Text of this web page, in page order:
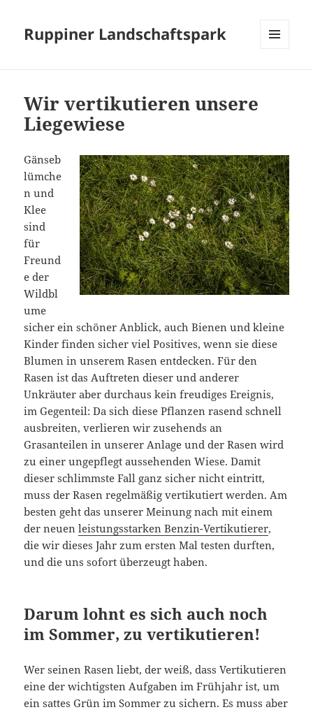
Ruppiner Landschaftspark
Wir vertikutieren unsere
Liegewiese
Gänseb
lümche
n und
Klee
sind
für
Freund
e der
Wildbl
ume
sicher ein schöner Anblick, auch Bienen und kleine
Kinder finden sicher viel Positives, wenn sie diese
Blumen in unserem Rasen entdecken. Für den
Rasen ist das Auftreten dieser und anderer
Unkräuter aber durchaus kein freudiges Ereignis,
im Gegenteil: Da sich diese Pflanzen rasend schnell
ausbreiten, verlieren wir zusehends an
Grasanteilen in unserer Anlage und der Rasen wird
zu einer ungepflegt aussehenden Wiese. Damit
dieser schlimmste Fall ganz sicher nicht eintritt,
muss der Rasen regelmäßig vertikutiert werden. Am
besten geht das unserer Meinung nach mit einem
der neuenleistungsstarken Benzin-Vertikutierer,
die wir dieses Jahr zum ersten Mal testen durften,
und die uns sofort überzeugt haben.
Darum lohnt es sich auch noch
im Sommer, zu vertikutieren!
Wer seinen Rasen liebt, der weiß, dass Vertikutieren
eine der wichtigsten Aufgaben im Frühjahr ist, um
ein sattes Grün im Sommer zu sichern. Es muss aber